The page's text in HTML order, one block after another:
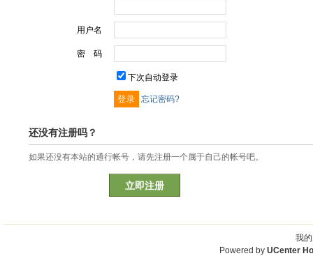
用户名
密 码
下次自动登录
忘记密码?
还没有注册吗？
如果还没有本站的通行帐号，请先注册一个属于自己的帐号吧。
立即注册
我
Powered by UCenter